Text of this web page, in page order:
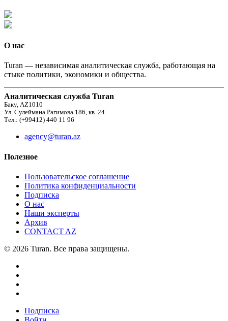
О нас
Turan — независимая аналитическая служба, работающая на
стыке политики, экономики и общества.
Аналитическая служба Turan
Баку, AZ1010
Ул. Сулеймана Рагимова 186, кв. 24
Тел.: (+99412) 440 11 96
agency@turan.az
Полезное
Пользовательское соглашение
Политика конфиденциальности
Подписка
О нас
Наши эксперты
Архив
CONTACT AZ
© 2026 Turan. Все права защищены.
Подписка